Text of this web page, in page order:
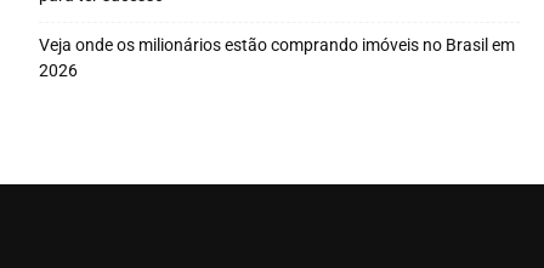
Veja onde os milionários estão comprando imóveis no Brasil em
2026